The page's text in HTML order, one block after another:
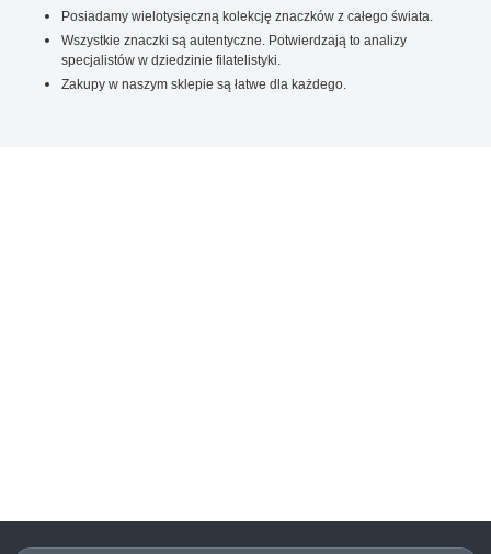
Posiadamy wielotysięczną kolekcję znaczków z całego świata.
Wszystkie znaczki są autentyczne. Potwierdzają to analizy
specjalistów w dziedzinie filatelistyki.
Zakupy w naszym sklepie są łatwe dla każdego.